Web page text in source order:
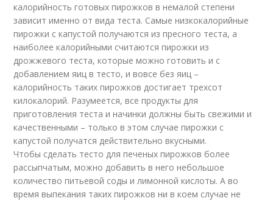
калорийность готовых пирожков в немалой степени
зависит именно от вида теста. Самые низкокалорийные
пирожки с капустой получаются из пресного теста, а
наиболее калорийными считаются пирожки из
дрожжевого теста, которые можно готовить и с
добавлением яиц в тесто, и вовсе без яиц –
калорийность таких пирожков достигает трехсот
килокалорий. Разумеется, все продукты для
приготовления теста и начинки должны быть свежими и
качественными – только в этом случае пирожки с
капустой получатся действительно вкусными.
Чтобы сделать тесто для печеных пирожков более
рассыпчатым, можно добавить в него небольшое
количество питьевой соды и лимонной кислоты. А во
время выпекания таких пирожков ни в коем случае не